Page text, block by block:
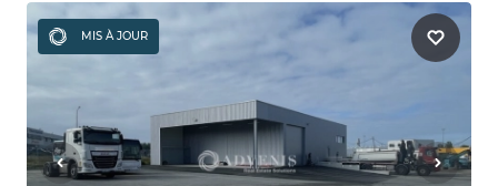
MIS À JOUR